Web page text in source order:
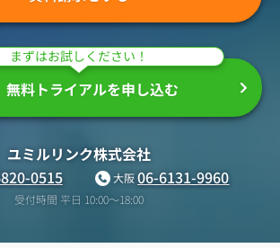
まずはお試しください！
無料トライアルを申し込む
ユミルリンク株式会社
0515 大阪06-6131-9960
受付時間 平日 10:00〜18:00